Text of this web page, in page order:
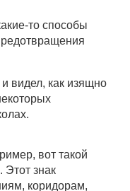
то способы
видел, как изящно
вот такой
Этот знак
коридорам,